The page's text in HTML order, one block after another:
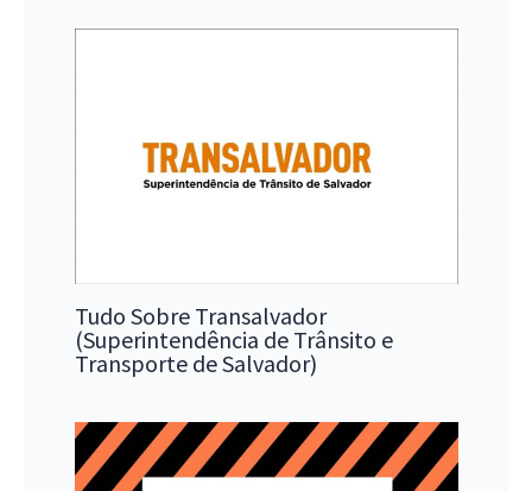
Tudo Sobre Transalvador
(Superintendência de Trânsito e
Transporte de Salvador)